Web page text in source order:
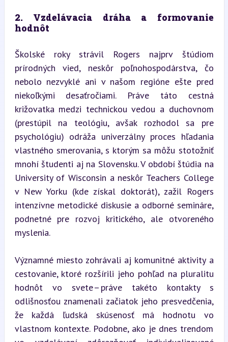
2. Vzdelávacia dráha a formovanie
hodnôt
Školské roky strávil Rogers najprv štúdiom
prírodných vied, neskôr poľnohospodárstva, čo
nebolo nezvyklé ani v našom regióne ešte pred
niekoľkými desaťročiami. Práve táto cestná
križovatka medzi technickou vedou a duchovnom
(prestúpil na teológiu, avšak rozhodol sa pre
psychológiu) odráža univerzálny proces hľadania
vlastného smerovania, s ktorým sa môžu stotožniť
mnohí študenti aj na Slovensku. V období štúdia na
University of Wisconsin a neskôr Teachers College
v New Yorku (kde získal doktorát), zažil Rogers
intenzívne metodické diskusie a odborné semináre,
podnetné pre rozvoj kritického, ale otvoreného
myslenia.
Významné miesto zohrávali aj komunitné aktivity a
cestovanie, ktoré rozšírili jeho pohľad na pluralitu
hodnôt vo svete – práve takéto kontakty s
odlišnosťou znamenali začiatok jeho presvedčenia,
že každá ľudská skúsenosť má hodnotu vo
vlastnom kontexte. Podobne, ako je dnes trendom